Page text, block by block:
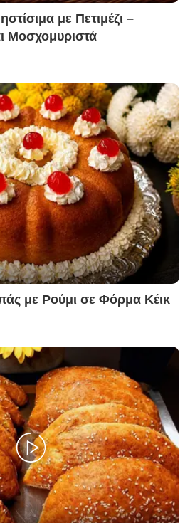
με Πετιμέζι –
Μοσχομυριστά
με Ρούμι σε Φόρμα Κέικ